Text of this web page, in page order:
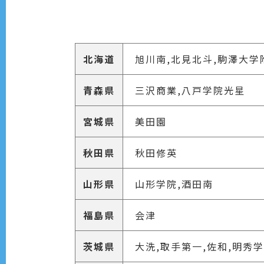
北海道 旭川南,北見北斗,駒澤大
青森県 三沢商業,八戸学院光星
宮城県 美田園
秋田県 秋田修英
山形県 山形学院,酒田南
福島県 会津
茨城県 大洗,取手第一,佐和,明秀